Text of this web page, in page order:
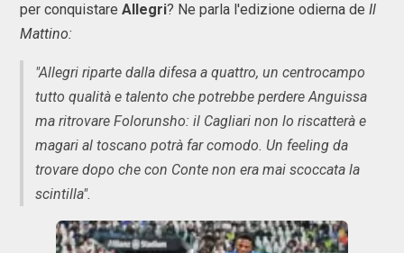
per conquistare Allegri? Ne parla l'edizione odierna de Il
Mattino:
"Allegri riparte dalla difesa a quattro, un centrocampo
tutto qualità e talento che potrebbe perdere Anguissa
ma ritrovare Folorunsho: il Cagliari non lo riscatterà e
magari al toscano potrà far comodo. Un feeling da
trovare dopo che con Conte non era mai scoccata la
scintilla".